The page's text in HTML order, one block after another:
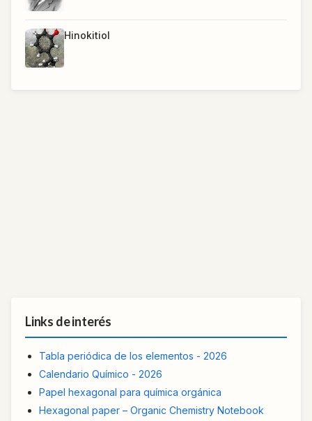
Hinokitiol
Links de interés
Tabla periódica de los elementos - 2026
Calendario Químico - 2026
Papel hexagonal para química orgánica
Hexagonal paper – Organic Chemistry Notebook